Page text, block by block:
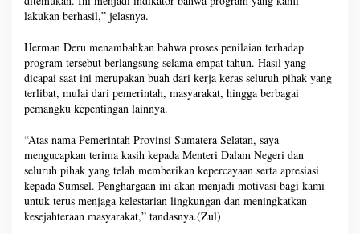
lakukan berhasil,” jelasnya.
Herman Deru menambahkan bahwa proses penilaian terhadap
program tersebut berlangsung selama empat tahun. Hasil yang
dicapai saat ini merupakan buah dari kerja keras seluruh pihak yang
terlibat, mulai dari pemerintah, masyarakat, hingga berbagai
pemangku kepentingan lainnya.
“Atas nama Pemerintah Provinsi Sumatera Selatan, saya
mengucapkan terima kasih kepada Menteri Dalam Negeri dan
seluruh pihak yang telah memberikan kepercayaan serta apresiasi
kepada Sumsel. Penghargaan ini akan menjadi motivasi bagi kami
untuk terus menjaga kelestarian lingkungan dan meningkatkan
kesejahteraan masyarakat,” tandasnya.(Zul)